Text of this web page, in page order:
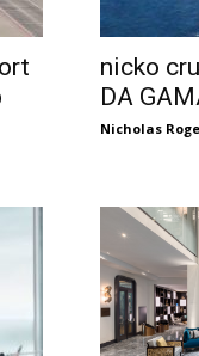
nicko
DA
Nicholas